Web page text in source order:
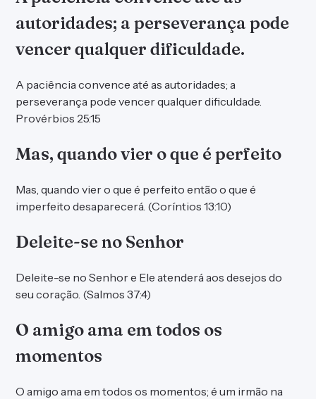
autoridades; a perseverança pode
vencer qualquer dificuldade.
A paciência convence até as autoridades; a
perseverança pode vencer qualquer dificuldade.
Provérbios 25:15
Mas, quando vier o que é perfeito
Mas, quando vier o que é perfeito então o que é
imperfeito desaparecerá. (Coríntios 13:10)
Deleite-se no Senhor
Deleite-se no Senhor e Ele atenderá aos desejos do
seu coração. (Salmos 37:4)
O amigo ama em todos os
momentos
O amigo ama em todos os momentos; é um irmão na